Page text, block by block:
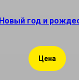
Новый год и
Цена